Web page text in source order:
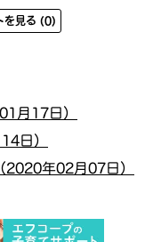
を見る (0)
月17日）
日）
2020年02月07日）